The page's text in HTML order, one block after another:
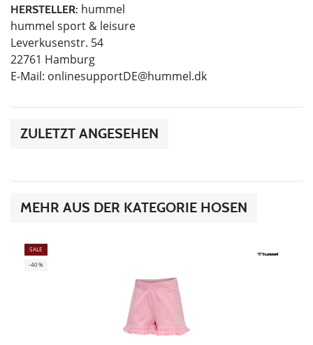
HERSTELLER: hummel
hummel sport & leisure
Leverkusenstr. 54
22761 Hamburg
E-Mail: onlinesupportDE@hummel.dk
ZULETZT ANGESEHEN
MEHR AUS DER KATEGORIE HOSEN
SALE
-40%